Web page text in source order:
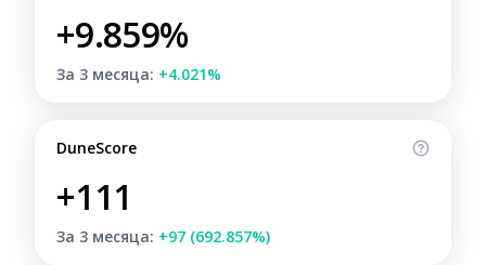
+9.859%
За 3 месяца: +4.021%
DuneScore
+111
За 3 месяца: +97 (692.857%)